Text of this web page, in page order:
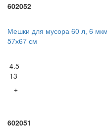
602052
Мешки для мусора 60 л, 6
57х67 см
4.5
13
+
602051